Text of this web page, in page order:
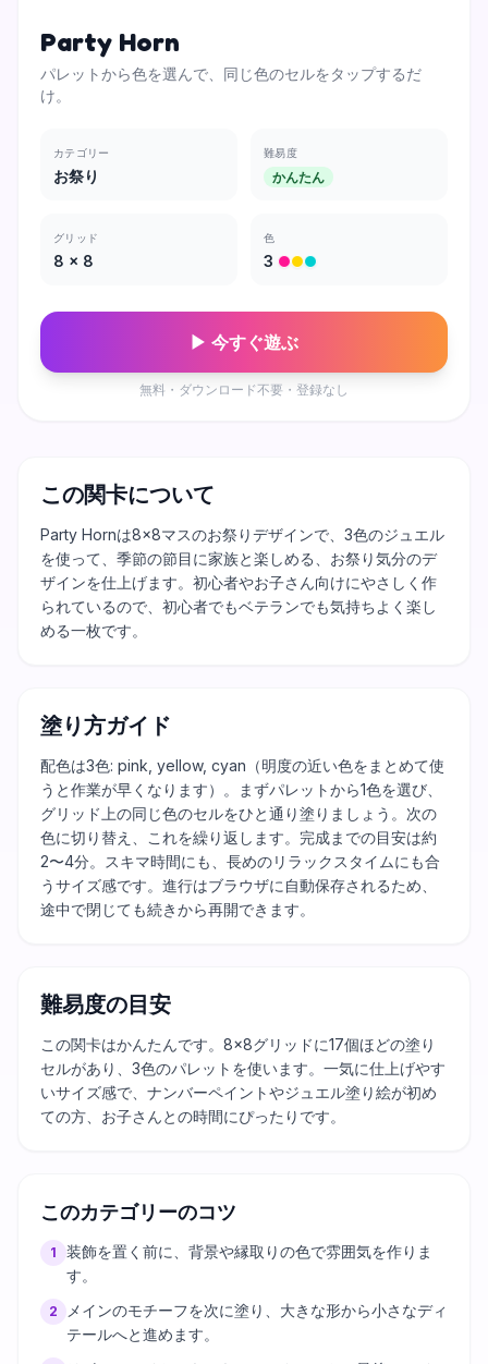
Party Horn
パレットから色を選んで、同じ色のセルをタップするだ
け。
カテゴリー
お祭り
難易度
かんたん
グリッド
8 × 8
色
3
▶ 今すぐ遊ぶ
無料・ダウンロード不要・登録なし
この関卡について
Party Hornは8×8マスのお祭りデザインで、3色のジュエル
を使って、季節の節目に家族と楽しめる、お祭り気分のデ
ザインを仕上げます。初心者やお子さん向けにやさしく作
られているので、初心者でもベテランでも気持ちよく楽し
める一枚です。
塗り方ガイド
配色は3色: pink, yellow, cyan（明度の近い色をまとめて使
うと作業が早くなります）。まずパレットから1色を選び、
グリッド上の同じ色のセルをひと通り塗りましょう。次の
色に切り替え、これを繰り返します。完成までの目安は約
2〜4分。スキマ時間にも、長めのリラックスタイムにも合
うサイズ感です。進行はブラウザに自動保存されるため、
途中で閉じても続きから再開できます。
難易度の目安
この関卡はかんたんです。8×8グリッドに17個ほどの塗り
セルがあり、3色のパレットを使います。一気に仕上げやす
いサイズ感で、ナンバーペイントやジュエル塗り絵が初め
ての方、お子さんとの時間にぴったりです。
このカテゴリーのコツ
1
装飾を置く前に、背景や縁取りの色で雰囲気を作りま
す。
2
メインのモチーフを次に塗り、大きな形から小さなディ
テールへと進めます。